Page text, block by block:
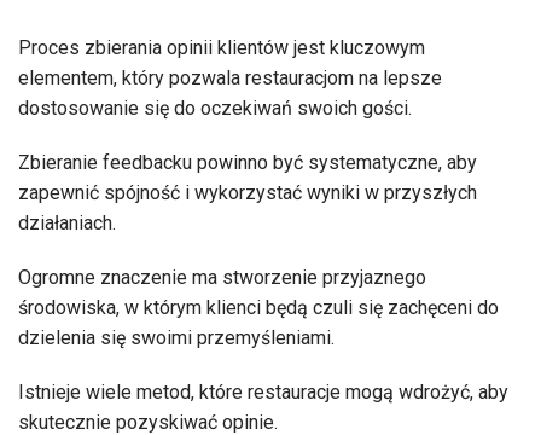
Proces zbierania opinii klientów jest kluczowym
elementem, który pozwala restauracjom na lepsze
dostosowanie się do oczekiwań swoich gości.
Zbieranie feedbacku powinno być systematyczne, aby
zapewnić spójność i wykorzystać wyniki w przyszłych
działaniach.
Ogromne znaczenie ma stworzenie przyjaznego
środowiska, w którym klienci będą czuli się zachęceni do
dzielenia się swoimi przemyśleniami.
Istnieje wiele metod, które restauracje mogą wdrożyć, aby
skutecznie pozyskiwać opinie.